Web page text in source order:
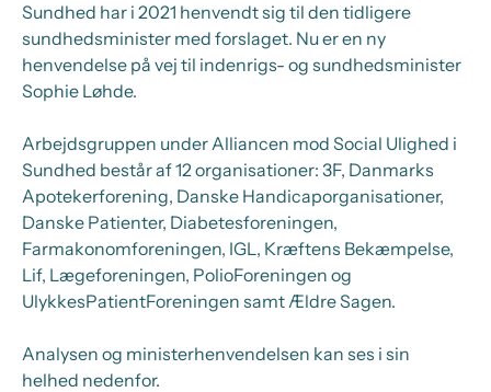
Sundhed har i 2021 henvendt sig til den tidligere
sundhedsminister med forslaget. Nu er en ny
henvendelse på vej til indenrigs- og sundhedsminister
Sophie Løhde.
Arbejdsgruppen under Alliancen mod Social Ulighed i
Sundhed består af 12 organisationer: 3F, Danmarks
Apotekerforening, Danske Handicaporganisationer,
Danske Patienter, Diabetesforeningen,
Farmakonomforeningen, IGL, Kræftens Bekæmpelse,
Lif, Lægeforeningen, PolioForeningen og
UlykkesPatientForeningen samt Ældre Sagen.
Analysen og ministerhenvendelsen kan ses i sin
helhed nedenfor.